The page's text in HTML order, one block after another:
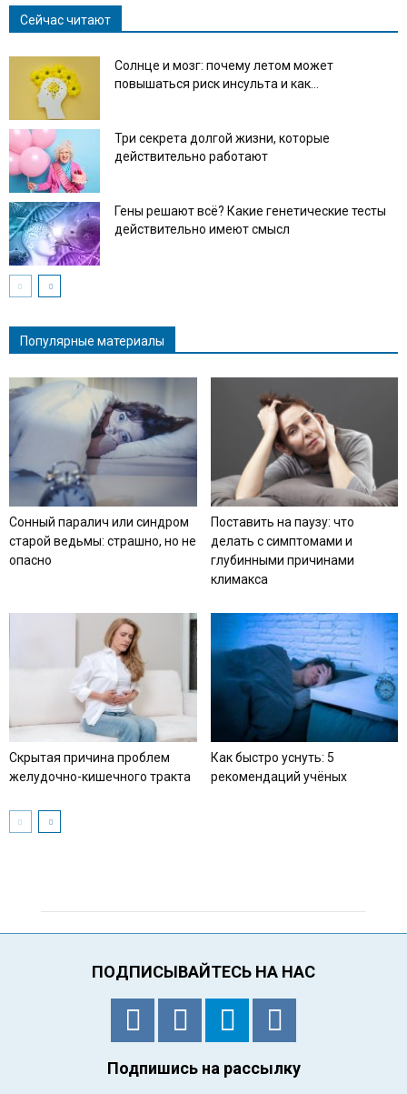
Сейчас читают
Солнце и мозг: почему летом может
повышаться риск инсульта и как...
Три секрета долгой жизни, которые
действительно работают
Гены решают всё? Какие генетические тесты
действительно имеют смысл
Популярные материалы
Сонный паралич или синдром
старой ведьмы: страшно, но не
опасно
Поставить на паузу: что
делать с симптомами и
глубинными причинами
климакса
Скрытая причина проблем
желудочно-кишечного тракта
Как быстро уснуть: 5
рекомендаций учёных
ПОДПИСЫВАЙТЕСЬ НА НАС
Подпишись на рассылку